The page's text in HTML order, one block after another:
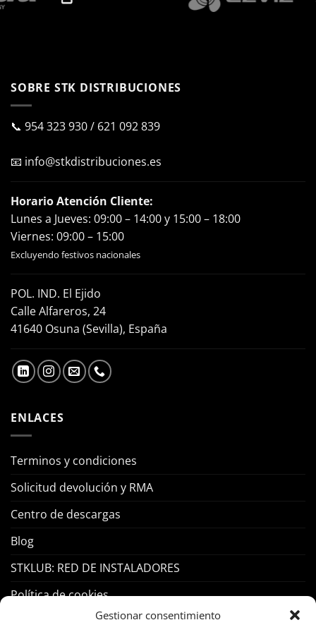
Gestionar consentimiento
SOBRE STK DISTRIBUCIONES
📞 954 323 930/ 621 092 839
📧 info@stkdistribuciones.es
Horario Atención Cliente:
Lunes a Jueves: 09:00 – 14:00 y 15:00 – 18:00
Viernes: 09:00 – 15:00
Excluyendo festivos nacionales
POL. IND. El Ejido
Calle Alfareros, 24
41640 Osuna (Sevilla), España
ENLACES
Terminos y condiciones
Solicitud devolución y RMA
Centro de descargas
Blog
STKLUB: RED DE INSTALADORES
Política de cookies